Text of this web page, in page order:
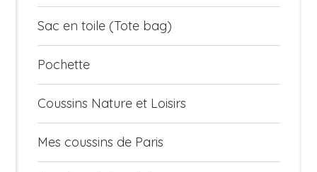
Sac en toile (Tote bag)
Pochette
Coussins Nature et Loisirs
Mes coussins de Paris